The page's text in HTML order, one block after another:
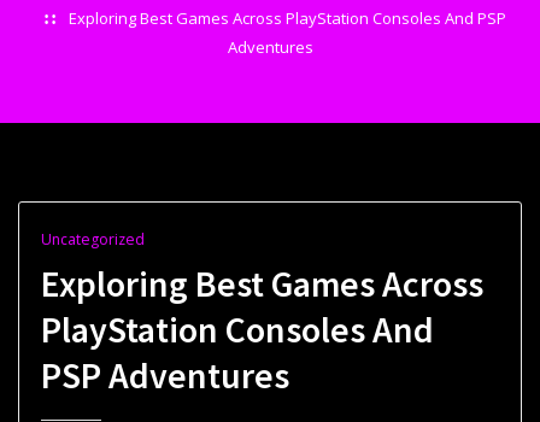
Exploring Best Games Across PlayStation Consoles And PSP
Adventures
Uncategorized
Exploring Best Games Across
PlayStation Consoles And
PSP Adventures